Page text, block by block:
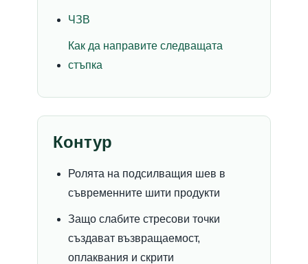
ЧЗВ
Как да направите следващата
стъпка
Контур
Ролята на подсилващия шев в
съвременните шити продукти
Защо слабите стресови точки
създават възвращаемост,
оплаквания и скрити